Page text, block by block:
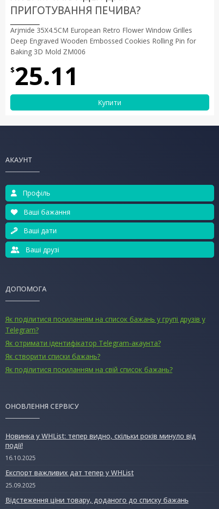
ПРИГОТУВАННЯ ПЕЧИВА?
Arjmide 35X4.5CM European Retro Flower Window Grilles
Deep Engraved Wooden Embossed Cookies Rolling Pin for
Baking 3D Mold ZM006
$25.11
Купити
АКАУНТ
Профіль
Ваші бажання
Ваші дати
Ваші друзі
ДОПОМОГА
Як поділитися посиланням на список бажань у групі друзів у
Telegram?
Як отримати ідентифікатор Telegram-акаунта?
Як створити списки бажань?
Як поділитися посиланням на свій список бажань?
ОНОВЛЕННЯ СЕРВІСУ
Новинка у WHList: тепер видно, скільки років минуло від
події!
16.10.2025
Експорт важливих дат тепер у WHList
25.09.2025
Відстеження ціни товару, доданого до списку бажань